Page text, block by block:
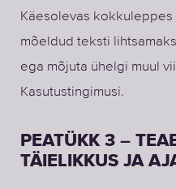
Käesolevas
mõeldud teksti
ega mõjuta ühelgi muul
Kasutustingimusi.
PEATÜKK 3 –
TÄIELIKKUS JA